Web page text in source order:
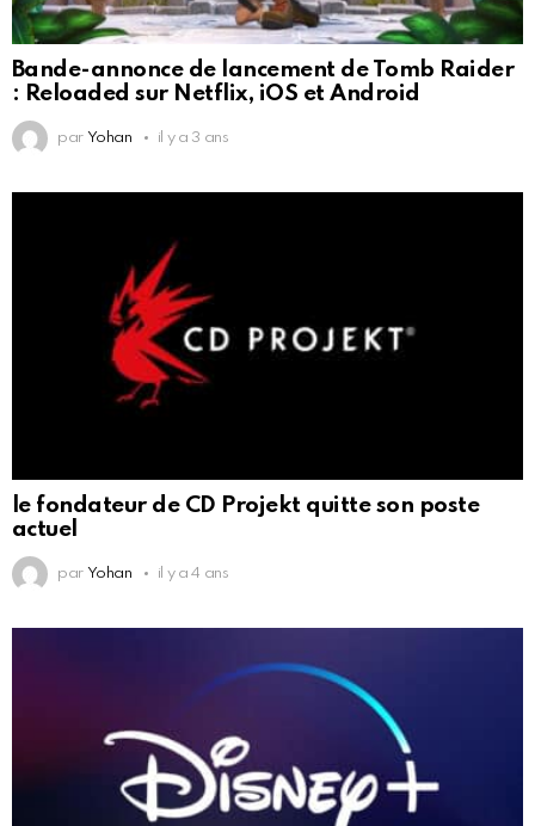
Bande-annonce de lancement de Tomb Raider
: Reloaded sur Netflix, iOS et Android
par Yohan il y a 3 ans
le fondateur de CD Projekt quitte son poste
actuel
par Yohan il y a 4 ans